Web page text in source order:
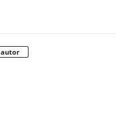
autor